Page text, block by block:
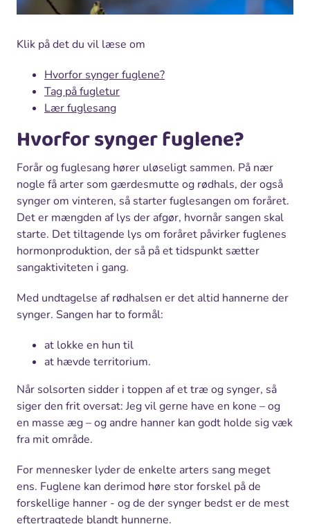
Klik på det du vil læse om
Hvorfor synger fuglene?
Tag på fugletur
Lær fuglesang
Hvorfor synger fuglene?
Forår og fuglesang hører uløseligt sammen. På nær
nogle få arter som gærdesmutte og rødhals, der også
synger om vinteren, så starter fuglesangen om foråret.
Det er mængden af lys der afgør, hvornår sangen skal
starte. Det tiltagende lys om foråret påvirker fuglenes
hormonproduktion, der så på et tidspunkt sætter
sangaktiviteten i gang.
Med undtagelse af rødhalsen er det altid hannerne der
synger. Sangen har to formål:
at lokke en hun til
at hævde territorium.
Når solsorten sidder i toppen af et træ og synger, så
siger den frit oversat: Jeg vil gerne have en kone – og
en masse æg – og andre hanner kan godt holde sig væk
fra mit område.
For mennesker lyder de enkelte arters sang meget
ens. Fuglene kan derimod høre stor forskel på de
forskellige hanner - og de der synger bedst er de mest
eftertragtede blandt hunnerne.